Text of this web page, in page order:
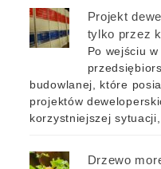
Projekt
tylko przez
Po wejściu
budowlanej, które
projektów
korzystniejszej
Drzewo